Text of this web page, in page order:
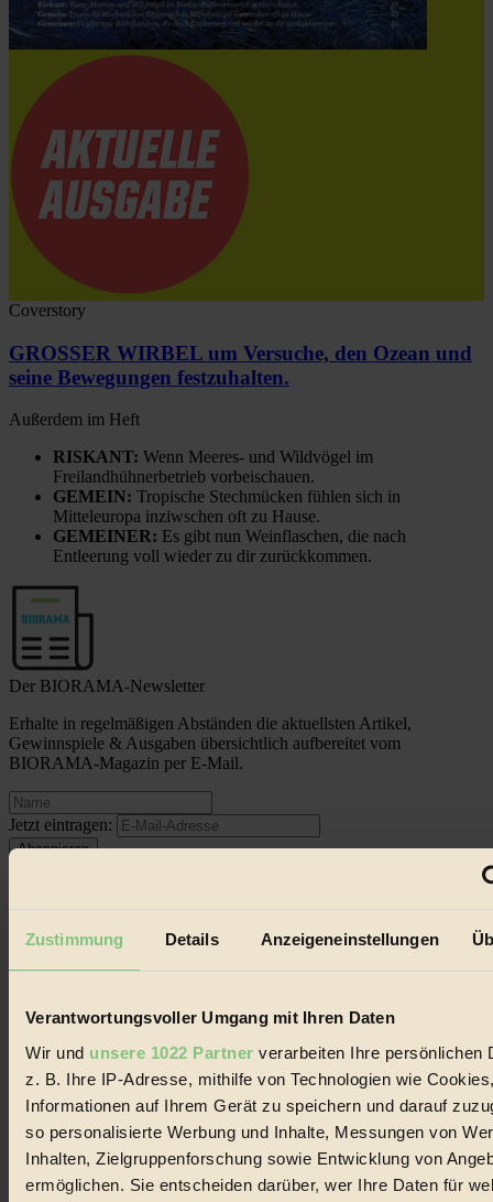
Zustimmung Details Anzeigeneinstellungen
Verantwortungsvoller Umgang mit Ihren Daten
Wir und unsere 1022 Partner verarbeiten Ihre persönlichen
z. B. Ihre IP-Adresse, mithilfe von Technologien wie
Informationen auf Ihrem Gerät zu speichern und darauf
so personalisierte Werbung und Inhalte, Messungen von
Inhalten, Zielgruppenforschung sowie Entwicklung von
ermöglichen. Sie entscheiden darüber, wer Ihre Daten für
Coverstory
GROSSER WIRBEL um Versuche, den Ozean und
seine Bewegungen festzuhalten.
Außerdem im Heft
RISKANT: Wenn Meeres- und Wildvögel im
Freilandhühnerbetrieb vorbeischauen.
GEMEIN: Tropische Stechmücken fühlen sich in
Mitteleuropa inziwschen oft zu Hause.
GEMEINER: Es gibt nun Weinflaschen, die nach
Entleerung voll wieder zu dir zurückkommen.
Der BIORAMA-Newsletter
Erhalte in regelmäßigen Abständen die aktuellsten Artikel,
Gewinnspiele & Ausgaben übersichtlich aufbereitet vom
BIORAMA-Magazin per E-Mail.
Jetzt eintragen:
Impressum & Disclaimer
Datenschutz
Mediadaten
Biorama steht für einen nachhaltigen Lebensstil und bewussten
Lebenswandel. Es ist eine moderne Plattform für Ideen, Menschen
und Produkte, ein Leitfaden im schnell wachsenden Markt des
Handels mit Bioprodukten, des Fair-Trade sowie der Branche
alternativer Energien.